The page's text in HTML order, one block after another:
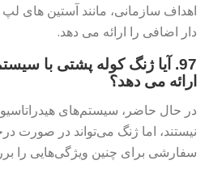
اهداف سازمانی، مانند آستین های
دار اضافی را ارائه می دهد.
97. آیا ژنگ کوله پشتی با
ارائه می دهد؟
در حال حاضر، سیستم‌های
نیستند، اما ژنگ می‌تواند در صورت
سفارشی برای چنین ویژگی‌هایی را